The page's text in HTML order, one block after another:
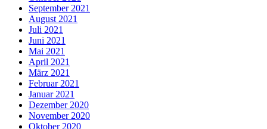
September 2021
August 2021
Juli 2021
Juni 2021
Mai 2021
April 2021
März 2021
Februar 2021
Januar 2021
Dezember 2020
November 2020
Oktober 2020